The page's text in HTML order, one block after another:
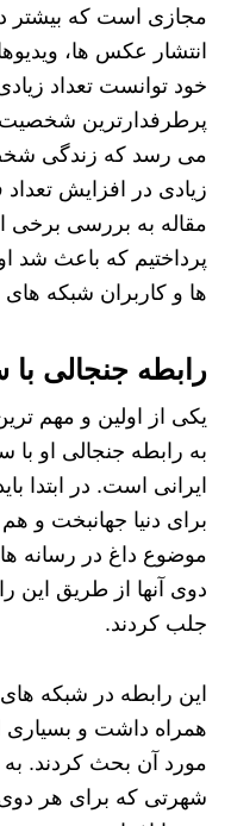
مجازی است که بیشتر در
انتشار عکس ها،
خود توانست تعداد
پرطرفدارترین
می رسد که زندگی
زیادی در افزایش
مقاله به بررسی برخی
پرداختیم که باعث شد
ها و کاربران شبکه های
رابطه جنجالی
یکی از اولین و مهم
به رابطه جنجالی او
ایرانی است. در ابتدا
برای دنیا جهانبخت و
موضوع داغ در رسانه
دوی آنها از طریق این
جلب کردند.
این رابطه در شبکه
همراه داشت و بسیاری
مورد آن بحث کردند.
شهرتی که برای هر